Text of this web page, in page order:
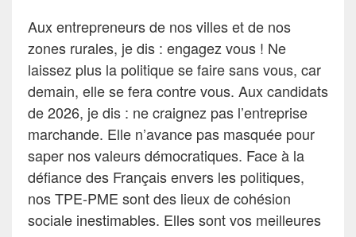
Aux entrepreneurs de nos villes et de nos
zones rurales, je dis : engagez vous ! Ne
laissez plus la politique se faire sans vous, car
demain, elle se fera contre vous. Aux candidats
de 2026, je dis : ne craignez pas l’entreprise
marchande. Elle n’avance pas masquée pour
saper nos valeurs démocratiques. Face à la
défiance des Français envers les politiques,
nos TPE-PME sont des lieux de cohésion
sociale inestimables. Elles sont vos meilleures